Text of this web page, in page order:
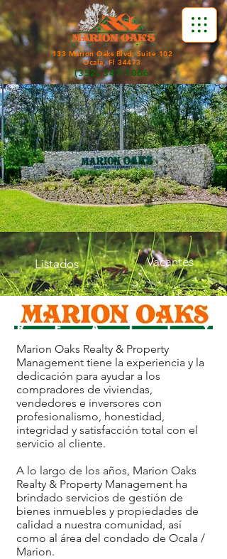
133 Marion Oaks Blvd, Suite 102
(352) 347-1066
Ocala, Fl 34473
Listados Vacantes
Marion Oaks Realty & Property
Management tiene la experiencia y la
dedicación para ayudar a los
compradores de viviendas,
vendedores e inversores con
profesionalismo, honestidad,
integridad y satisfacción total con el
servicio al cliente.
A lo largo de los años, Marion Oaks
Realty & Property Management ha
brindado servicios de gestión de
bienes inmuebles y propiedades de
calidad a nuestra comunidad, así
como al área del condado de Ocala /
Marion.